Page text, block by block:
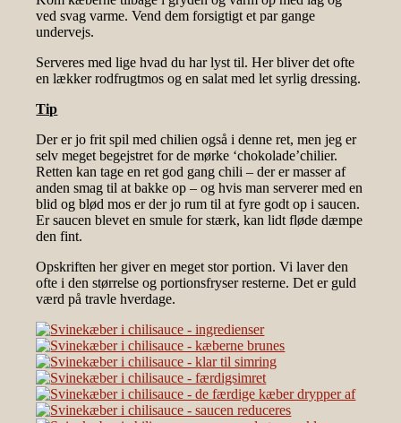
ved svag varme. Vend dem forsigtigt et par gange
undervejs.
Serveres med lige hvad du har lyst til. Her bliver det ofte
en lækker rodfrugtmos og en salat med let syrlig dressing.
Tip
Der er jo frit spil med chilien også i denne ret, men jeg er
selv meget begejstret for de mørke ‘chokolade’chilier.
Retten kan tage en ret god gang chili – der er masser af
anden smag til at bakke op – og hvis man serverer med en
blid og blød mos er der jo rum til at fyre godt op i saucen.
Er saucen blevet en smule for stærk, kan lidt fløde dæmpe
den fint.
Opskriften her giver en meget stor portion. Vi laver den
ofte i den størrelse og portionsfryser resterne. Det er guld
værd på travle hverdage.